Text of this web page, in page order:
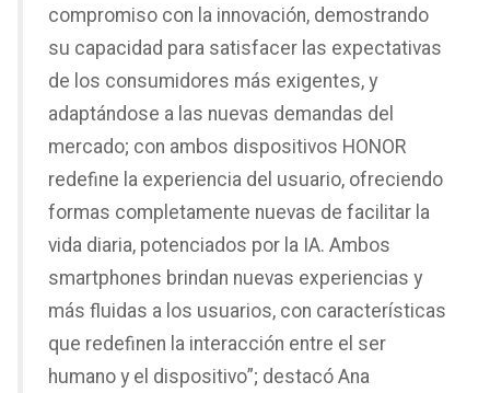
compromiso con la innovación, demostrando
su capacidad para satisfacer las expectativas
de los consumidores más exigentes, y
adaptándose a las nuevas demandas del
mercado; con ambos dispositivos HONOR
redefine la experiencia del usuario, ofreciendo
formas completamente nuevas de facilitar la
vida diaria, potenciados por la IA. Ambos
smartphones brindan nuevas experiencias y
más fluidas a los usuarios, con características
que redefinen la interacción entre el ser
humano y el dispositivo”; destacó Ana